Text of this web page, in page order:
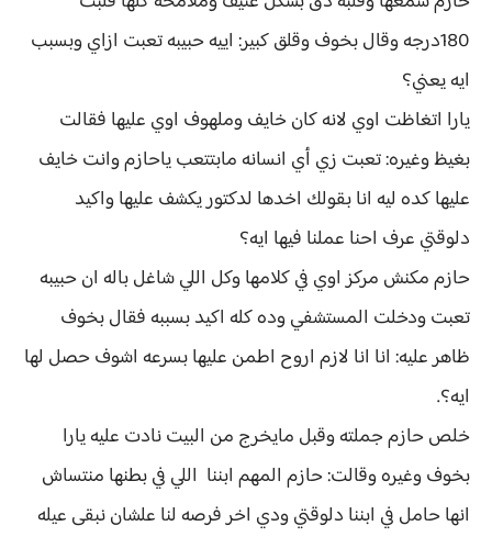
180درجه وقال بخوف وقلق كبير: اييه حبيبه تعبت ازاي وبسبب
ايه يعني؟
يارا اتغاظت اوي لانه كان خايف وملهوف اوي عليها فقالت
بغيظ وغيره: تعبت زي أي انسانه مابتتعب ياحازم وانت خايف
عليها كده ليه انا بقولك اخدها لدكتور يكشف عليها واكيد
دلوقتي عرف احنا عملنا فيها ايه؟
حازم مكنش مركز اوي في كلامها وكل اللي شاغل باله ان حبيبه
تعبت ودخلت المستشفي وده كله اكيد بسببه فقال بخوف
ظاهر عليه: انا انا لازم اروح اطمن عليها بسرعه اشوف حصل لها
ايه؟.
خلص حازم جملته وقبل مايخرج من البيت نادت عليه يارا
بخوف وغيره وقالت: حازم المهم ابننا اللي في بطنها منتساش
انها حامل في ابننا دلوقتي ودي اخر فرصه لنا علشان نبقى عيله